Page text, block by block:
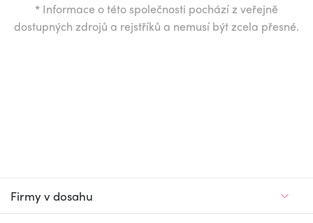
* Informace o této společnosti pochází z veřejně
dostupných zdrojů a rejstříků a nemusí být zcela přesné.
Firmy v dosahu